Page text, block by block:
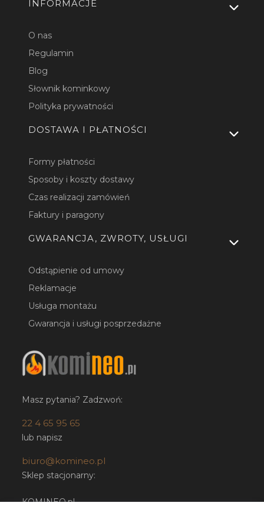
INFORMACJE
O nas
Regulamin
Blog
Słownik kominkowy
Polityka prywatności
DOSTAWA I PŁATNOŚCI
Formy płatności
Sposoby i koszty dostawy
Czas realizacji zamówień
Faktury i paragony
GWARANCJA, ZWROTY, USŁUGI
Odstąpienie od umowy
Reklamacje
Usługa montażu
Gwarancja i usługi posprzedażne
Masz pytania? Zadzwoń:
22 4 65 95 65
lub napisz
biuro@komineo.pl
Sklep stacjonarny:
KOMINEO.pl